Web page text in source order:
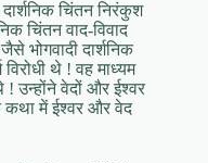
चिंतन निरंकुश
चिंतन वाद-विवाद
भोगवादी दार्शनिक
थे ! वह माध्यम
उन्होंने वेदों और ईश्वर
कथा में ईश्वर और वेद